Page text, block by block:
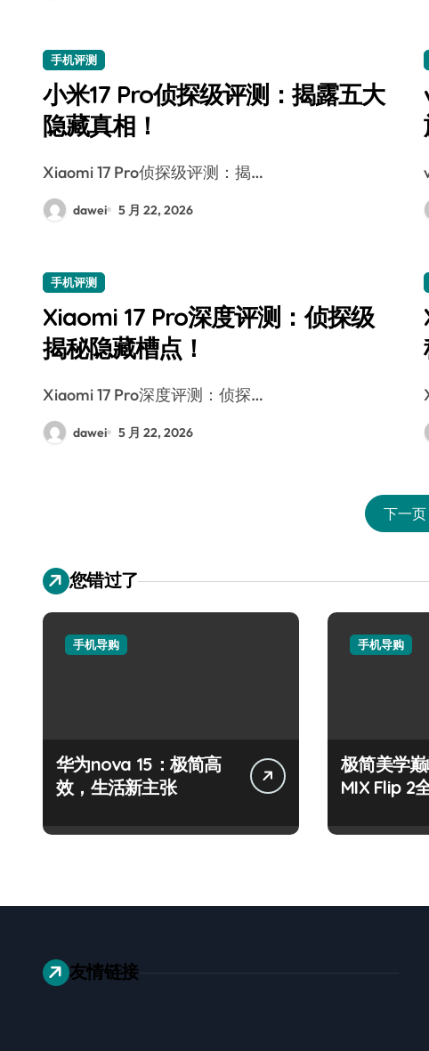
手机评测
小米17 Pro侦探级评测：揭露五大
隐藏真相！
Xiaomi 17 Pro侦探级评测：揭…
dawei 5 月 22, 2026
手机评测
Xiaomi 17 Pro深度评测：侦探级
揭秘隐藏槽点！
Xiaomi 17 Pro深度评测：侦探…
dawei 5 月 22, 2026
下一页
您错过了
手机导购
华为nova 15：极简高
效，生活新主张
手机导购
极简美学
MIX Flip 2
友情链接